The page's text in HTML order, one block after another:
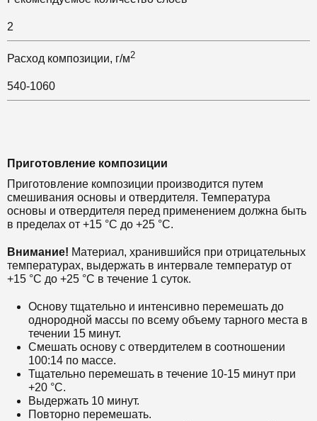
2
Расход композиции, г/м2
540-1060
Приготовление композиции
Приготовление композиции производится путем
смешивания основы и отвердителя. Температура
основы и отвердителя перед применением должна быть
в пределах от +15 °С до +25 °С.
Внимание! Материал, хранившийся при отрицательных
температурах, выдержать в интервале температур от
+15 °С до +25 °С в течение 1 суток.
Основу тщательно и интенсивно перемешать до
однородной массы по всему объему тарного места в
течении 15 минут.
Смешать основу с отвердителем в соотношении
100:14 по массе.
Тщательно перемешать в течение 10-15 минут при
+20 °С.
Выдержать 10 минут.
Повторно перемешать.